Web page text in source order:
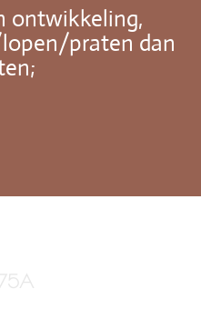
ontwikkeling,
praten dan